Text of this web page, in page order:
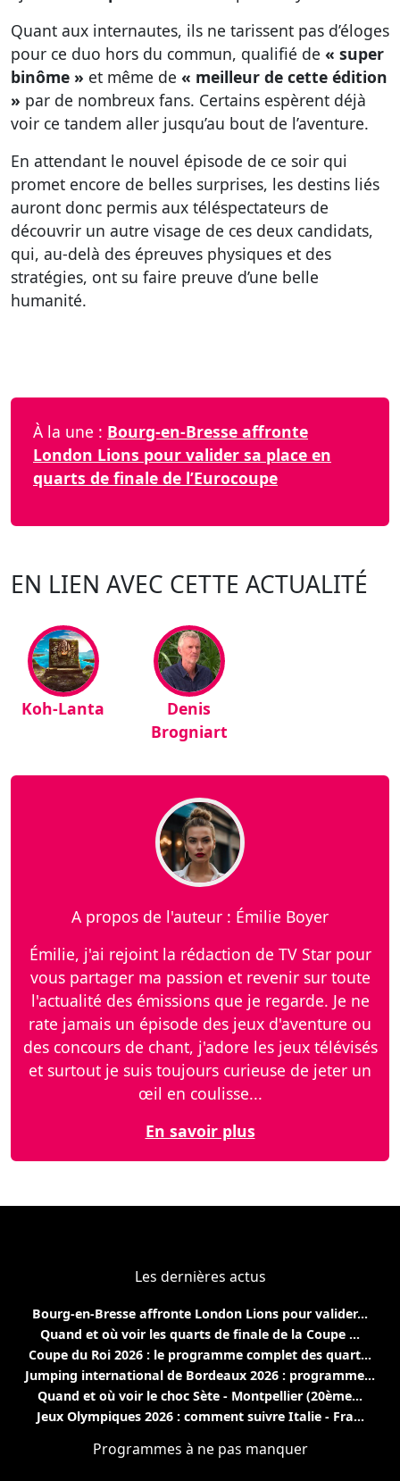
Quant aux internautes, ils ne tarissent pas d’éloges
pour ce duo hors du commun, qualifié de « super
binôme » et même de « meilleur de cette édition
» par de nombreux fans. Certains espèrent déjà
voir ce tandem aller jusqu’au bout de l’aventure.
En attendant le nouvel épisode de ce soir qui
promet encore de belles surprises, les destins liés
auront donc permis aux téléspectateurs de
découvrir un autre visage de ces deux candidats,
qui, au-delà des épreuves physiques et des
stratégies, ont su faire preuve d’une belle
humanité.
À la une : Bourg-en-Bresse affronte
London Lions pour valider sa place en
quarts de finale de l’Eurocoupe
EN LIEN AVEC CETTE ACTUALITÉ
Koh-Lanta
Denis
Brogniart
A propos de l'auteur : Émilie Boyer
Émilie, j'ai rejoint la rédaction de TV Star pour
vous partager ma passion et revenir sur toute
l'actualité des émissions que je regarde. Je ne
rate jamais un épisode des jeux d'aventure ou
des concours de chant, j'adore les jeux télévisés
et surtout je suis toujours curieuse de jeter un
œil en coulisse...
En savoir plus
Les dernières actus
Bourg-en-Bresse affronte London Lions pour valider...
Quand et où voir les quarts de finale de la Coupe ...
Coupe du Roi 2026 : le programme complet des quart...
Jumping international de Bordeaux 2026 : programme...
Quand et où voir le choc Sète - Montpellier (20ème...
Jeux Olympiques 2026 : comment suivre Italie - Fra...
Programmes à ne pas manquer